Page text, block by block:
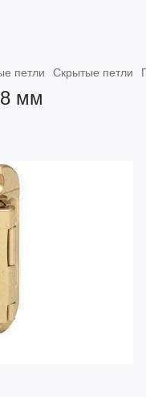
петли Скрытые петли
мм